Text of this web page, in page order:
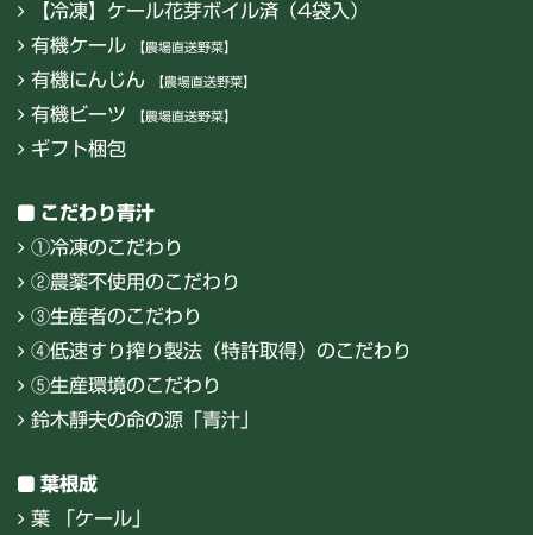
【冷凍】ケール花芽ボイル済（4袋入）
有機ケール
【農場直送野菜】
有機にんじん 【農場直送野菜】
有機ビーツ 【農場直送野菜】
ギフト梱包
こだわり青汁
①冷凍のこだわり
②農薬不使用のこだわり
③生産者のこだわり
④低速すり搾り製法（特許取得）のこだわり
⑤生産環境のこだわり
鈴木靜夫の命の源「青汁」
葉根成
葉 「ケール」